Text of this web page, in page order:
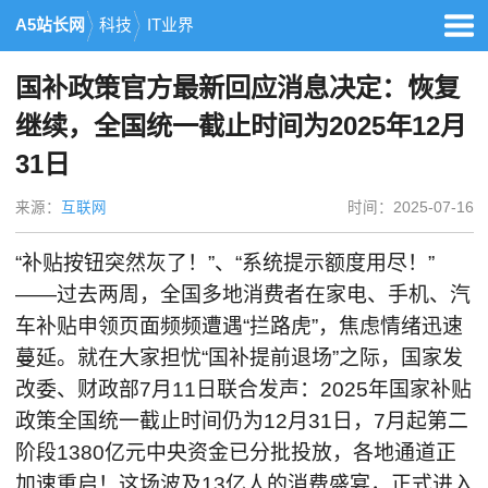
A5站长网 科技 IT业界
国补政策官方最新回应消息决定：恢复
继续，全国统一截止时间为2025年12月
31日
来源： 互联网 时间：2025-07-16
“补贴按钮突然灰了！”、“系统提示额度用尽！”
——过去两周，全国多地消费者在家电、手机、汽
车补贴申领页面频频遭遇“拦路虎”，焦虑情绪迅速
蔓延。就在大家担忧“国补提前退场”之际，国家发
改委、财政部7月11日联合发声：2025年国家补贴
政策全国统一截止时间仍为12月31日，7月起第二
阶段1380亿元中央资金已分批投放，各地通道正